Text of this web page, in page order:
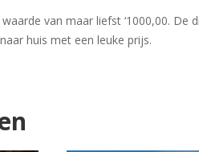
van maar liefst ‘1000,00.
huis met een leuke prijs.